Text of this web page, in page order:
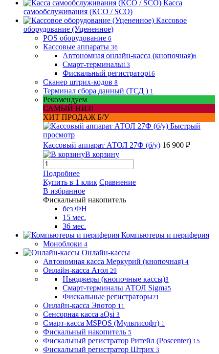
Касса
самообслуживания (КСО / SCO)
Кассовое
оборудование (Уцененное)
POS оборудование 6
Кассовые аппараты 36
Автономная онлайн-касса (кнопочная)6
Смарт-терминалы13
Фискальный регистратор16
Сканер штрих-кодов 8
Терминал сбора данный (ТСД ) 1
Рекомендуем
САМЫЙ НИЗ!
ХИТ ПРОДАЖ Б/У
Быстрый
просмотр
Кассовый аппарат АТОЛ 27Ф (б/у) 16 900 ₽
В корзину
Подробнее
Купить в 1 клик Сравнение
В избранное
Фискальный накопитель
без ФН
15 мес.
36 мес.
Компьютеры и периферия
Моноблоки 4
Онлайн-кассы
Автономная касса Меркурий (кнопочная) 4
Онлайн-касса Атол 29
Ньюджеры (кнопочные кассы)3
Смарт-терминалы АТОЛ Sigma5
Фискальные регистраторы21
Онлайн-касса Эвотор 11
Сенсорная касса aQsi 3
Смарт-касса MSPOS (Мультисофт) 1
Фискальный накопитель 5
Фискальный регистратор Ритейл (Poscenter) 15
Фискальный регистратор Штрих 3